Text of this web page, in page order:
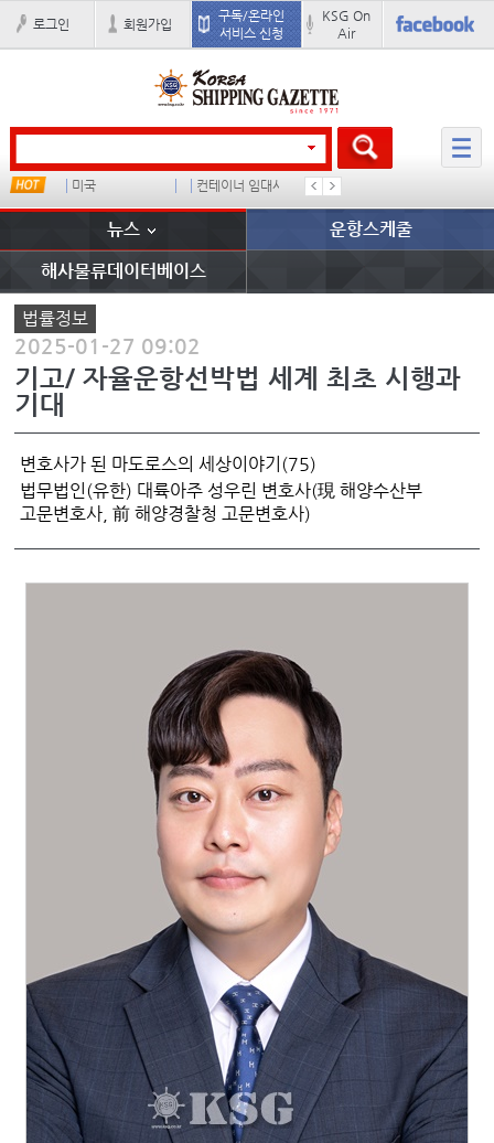
로그인 회원가입
구독/온라인
서비스 신청
KSG On
Air
미국 컨테이너 임대사 석도
뉴스 운항스케줄
해사물류데이터베이스
법률정보
2025-01-27 09:02
기고/ 자율운항선박법 세계 최초 시행과
기대
변호사가 된 마도로스의 세상이야기(75)
법무법인(유한) 대륙아주 성우린 변호사(現 해양수산부
고문변호사, 前 해양경찰청 고문변호사)